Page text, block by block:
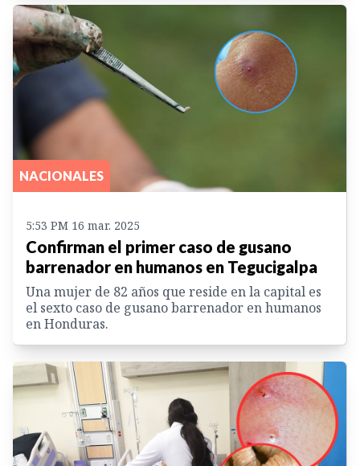
NACIONALES
5:53 PM 16 mar. 2025
Confirman el primer caso de gusano
barrenador en humanos en Tegucigalpa
Una mujer de 82 años que reside en la capital es
el sexto caso de gusano barrenador en humanos
en Honduras.